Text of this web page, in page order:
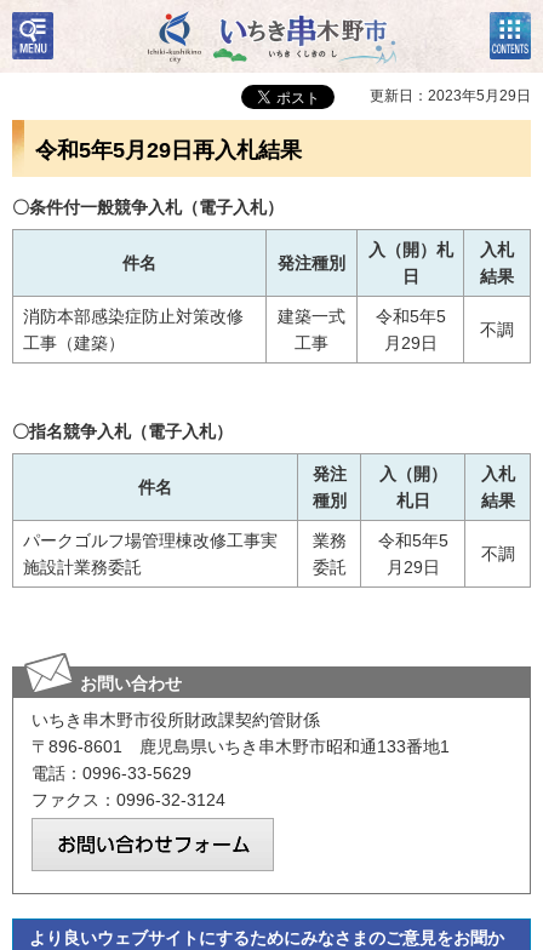
いちき串木野市
検
索・
共通
コン
テン
ツメ
ニュ
更新日：2023年5月29日
令和5年5月29日再入札結果
〇条件付一般競争入札（電子入札）
件名 発注種別
入（開）札
日
入札
結果
消防本部感染症防止対策改修
工事（建築）
建築一式
工事
令和5年5
月29日
不調
〇指名競争入札（電子入札）
件名
発注
種別
入（開）
札日
入札
結果
パークゴルフ場管理棟改修工事実
施設計業務委託
業務
委託
令和5年5
月29日
不調
お問い合わせ
いちき串木野市役所財政課契約管財係
〒896-8601 鹿児島県いちき串木野市昭和通133番地1
電話：0996-33-5629
ファクス：0996-32-3124
より良いウェブサイトにするためにみなさまのご意見をお聞か